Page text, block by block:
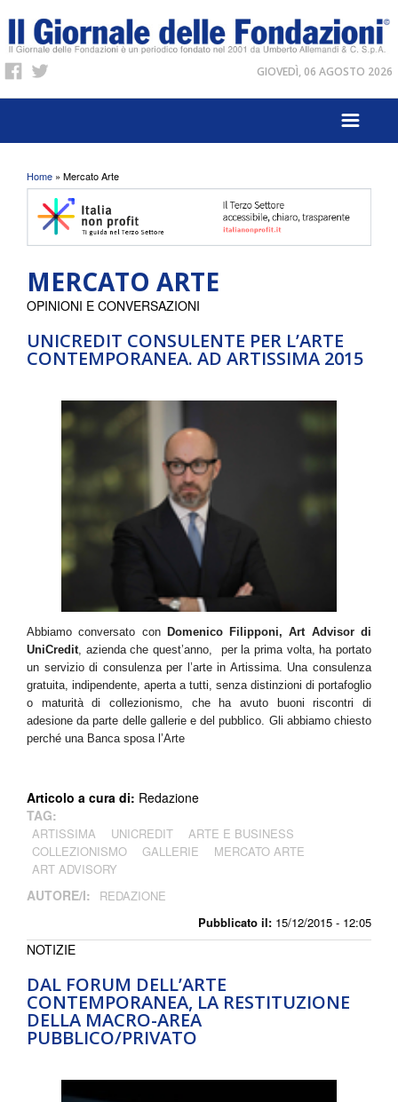
GIOVEDÌ, 06 AGOSTO 2026
Tu sei qui
Home » Mercato Arte
MERCATO ARTE
UNICREDIT CONSULENTE PER L’ARTE
CONTEMPORANEA. AD ARTISSIMA 2015
Pubblicato il: 15/12/2015 - 12:05
OPINIONI E CONVERSAZIONI
Abbiamo conversato conDomenico Filipponi, Art Advisor di
UniCredit, azienda che quest’anno, per la prima volta, ha portato
un servizio di consulenza per l’arte in Artissima. Una consulenza
gratuita, indipendente, aperta a tutti, senza distinzioni di portafoglio
o maturità di collezionismo, che ha avuto buoni riscontri di
adesione da parte delle gallerie e del pubblico. Gli abbiamo chiesto
perché una Banca sposa l’Arte
Articolo a cura di: Redazione
TAG:
ARTISSIMA UNICREDIT
ARTE E BUSINESS
COLLEZIONISMO
GALLERIE
MERCATO ARTE
ART ADVISORY
AUTORE/I: REDAZIONE
DAL FORUM DELL’ARTE
CONTEMPORANEA, LA RESTITUZIONE
DELLA MACRO-AREA
PUBBLICO/PRIVATO
NOTIZIE